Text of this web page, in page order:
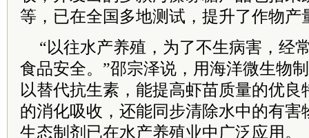
等，已在全国多地测试，提升了作物产
“以往水产养殖，为了不生病害，经
食品安全。”邵宗泽说，用海洋微生物
以替代抗生素，能提高虾苗质量的优良
的消化吸收，还能同步清除水中的有害
生态制剂已在水产养殖业中广泛应用。